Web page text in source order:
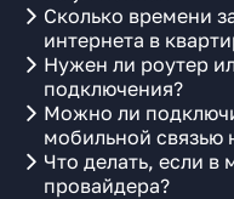
Сколько времени
интернета в
Нужен ли роутер
подключения?
Можно ли
мобильной связью
Что делать, если
провайдера?